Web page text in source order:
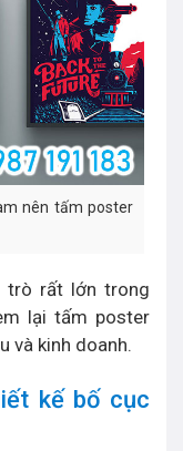
nên tấm poster
trò rất lớn trong
lại tấm poster
và kinh doanh.
kế bố cục